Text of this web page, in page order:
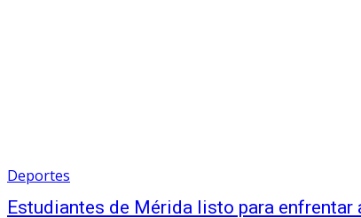
Deportes
Estudiantes de Mérida listo para enfrentar